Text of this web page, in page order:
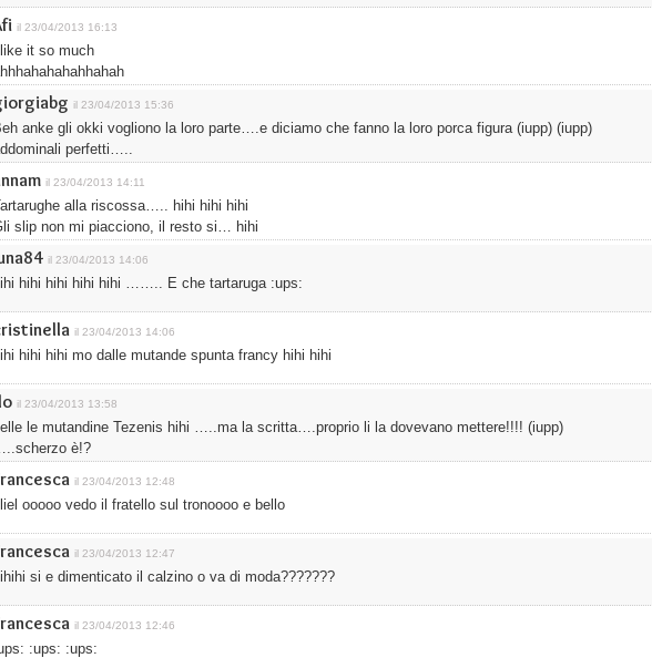
il 23/04/2013 16:13
it so much
il 23/04/2013 15:36
anke gli okki vogliono la loro parte….e diciamo che fanno la loro porca figura (iupp) (iupp)
perfetti…..
il 23/04/2013 14:11
alla riscossa….. hihi hihi hihi
slip non mi piacciono, il resto si… hihi
il 23/04/2013 14:06
hihi hihi hihi hihi …….. E che tartaruga :ups:
il 23/04/2013 14:06
hihi hihi mo dalle mutande spunta francy hihi hihi
il 23/04/2013 13:58
le mutandine Tezenis hihi …..ma la scritta….proprio li la dovevano mettere!!!! (iupp)
è!?
il 23/04/2013 12:48
ooooo vedo il fratello sul tronoooo e bello
il 23/04/2013 12:47
si e dimenticato il calzino o va di moda???????
il 23/04/2013 12:46
:ups: :ups: